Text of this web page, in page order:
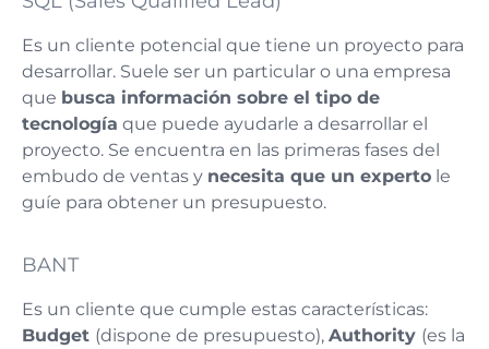
Es un cliente potencial que tiene un proyecto para
desarrollar. Suele ser un particular o una empresa
que busca información sobre el tipo de
tecnología que puede ayudarle a desarrollar el
proyecto. Se encuentra en las primeras fases del
embudo de ventas y necesita que un experto le
guíe para obtener un presupuesto.
BANT
Es un cliente que cumple estas características:
Budget (dispone de presupuesto), Authority (es la